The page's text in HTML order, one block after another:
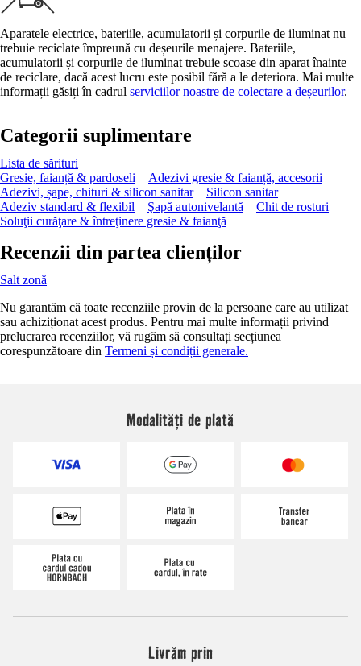
Aparatele electrice, bateriile, acumulatorii și corpurile de iluminat nu
trebuie reciclate împreună cu deșeurile menajere. Bateriile,
acumulatorii și corpurile de iluminat trebuie scoase din aparat înainte
de reciclare, dacă acest lucru este posibil fără a le deteriora. Mai multe
informații găsiți în cadrul serviciilor noastre de colectare a deșeurilor.
Categorii suplimentare
Lista de sărituri
Gresie, faianță & pardoseli
Adezivi gresie & faianță, accesorii
Adezivi, șape, chituri & silicon sanitar
Silicon sanitar
Adeziv standard & flexibil
Şapă autonivelantă
Chit de rosturi
Soluţii curăţare & întreţinere gresie & faianţă
Recenzii din partea clienților
Salt zonă
Nu garantăm că toate recenziile provin de la persoane care au utilizat
sau achiziționat acest produs. Pentru mai multe informații privind
prelucrarea recenziilor, vă rugăm să consultați secțiunea
corespunzătoare din Termeni și condiții generale.
Modalități de plată
Livrăm prin